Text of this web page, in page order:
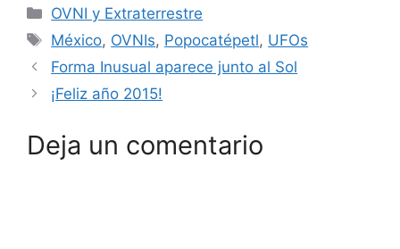
Categorías
OVNI y Extraterrestre
Etiquetas
México, OVNIs, Popocatépetl, UFOs
Forma Inusual aparece junto al Sol
¡Feliz año 2015!
Deja un comentario